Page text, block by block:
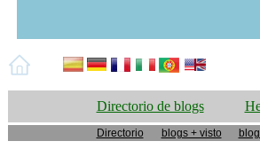
Directorio de blogs
Directorio blogs + visto